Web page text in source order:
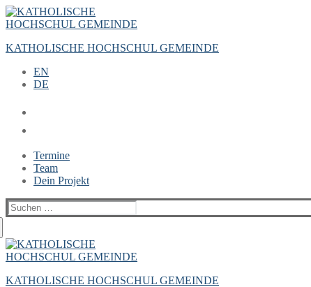
Zum
Inhalt
Menü
Schließen
KATHOLISCHE HOCHSCHUL GEMEINDE
EN
DE
Termine
Team
Dein Projekt
Suchen
nach:
KATHOLISCHE HOCHSCHUL GEMEINDE